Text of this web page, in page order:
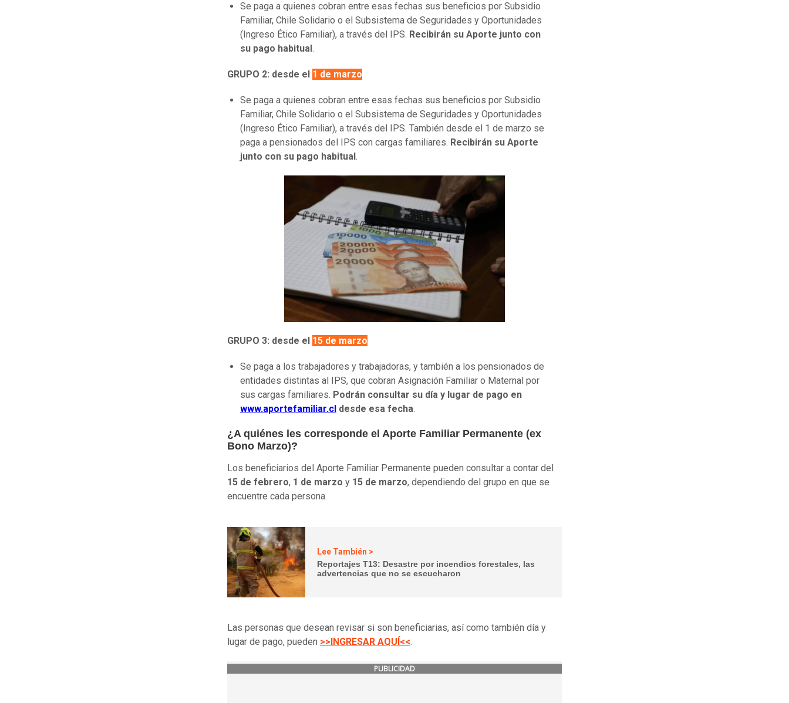
Se paga a quienes cobran entre esas fechas sus beneficios por Subsidio
Familiar, Chile Solidario o el Subsistema de Seguridades y Oportunidades
(Ingreso Ético Familiar), a través del IPS. Recibirán su Aporte junto con
su pago habitual .
GRUPO 2: desde el 1 de marzo
Se paga a quienes cobran entre esas fechas sus beneficios por Subsidio
Familiar, Chile Solidario o el Subsistema de Seguridades y Oportunidades
(Ingreso Ético Familiar), a través del IPS. También desde el 1 de marzo se
paga a pensionados del IPS con cargas familiares. Recibirán su Aporte
junto con su pago habitual .
GRUPO 3: desde el 15 de marzo
Se paga a los trabajadores y trabajadoras, y también a los pensionados de
entidades distintas al IPS, que cobran Asignación Familiar o Maternal por
sus cargas familiares. Podrán consultar su día y lugar de pago en
www.aportefamiliar.cl desde esa fecha.
¿A quiénes les corresponde el Aporte Familiar Permanente (ex
Bono Marzo)?
Los beneficiarios del Aporte Familiar Permanente pueden consultar a contar del
15 de febrero, 1 de marzo y 15 de marzo, dependiendo del grupo en que se
encuentre cada persona.
Lee También >
Reportajes T13: Desastre por incendios forestales, las
advertencias que no se escucharon
Las personas que desean revisar si son beneficiarias, así como también día y
lugar de pago, pueden >>INGRESAR AQUÍ<<.
PUBLICIDAD